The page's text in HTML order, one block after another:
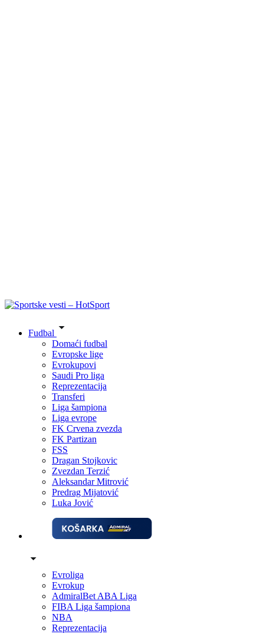
Fudbal
Domaći fudbal
Evropske lige
Evrokupovi
Saudi Pro liga
Reprezentacija
Transferi
Liga šampiona
Liga evrope
FK Crvena zvezda
FK Partizan
FSS
Dragan Stojkovic
Zvezdan Terzić
Aleksandar Mitrović
Predrag Mijatović
Luka Jović
Evroliga
Evrokup
AdmiralBet ABA Liga
FIBA Liga šampiona
NBA
Reprezentacija